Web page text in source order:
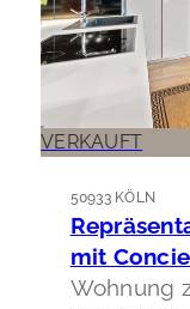
VERKAUFT
50933 KÖLN
mit
Wohnung